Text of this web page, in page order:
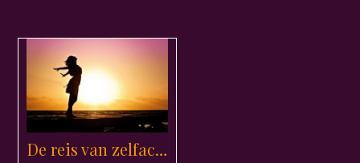
De reis van zelfacceptatie